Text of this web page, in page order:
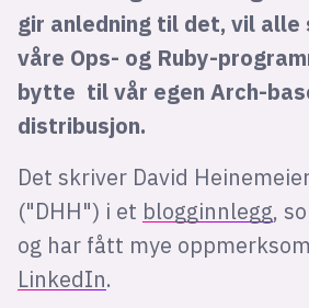
gir anledning til det, vil alle
våre Ops- og Ruby-
bytte til vår egen Arch-
distribusjon.
Det skriver David
("DHH") i et blogginnlegg,
og har fått mye
LinkedIn.